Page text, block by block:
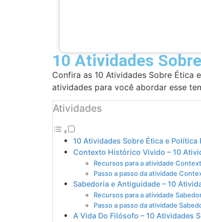
10 Atividades
Confira as 10 Atividades Sobre Ética
atividades para você abordar esse
Atividades
10 Atividades Sobre Ética e Política
Contexto Histórico Vivido – 10
Recursos para a atividade
Passo a passo da atividade
Sabedoria e Antiguidade – 10
Recursos para a atividade
Passo a passo da atividade
A Vida Do Filósofo – 10 Atividades